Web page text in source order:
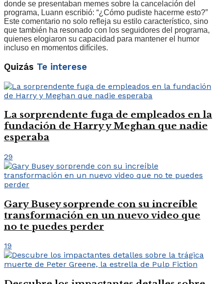
donde se presentaban memes sobre la cancelación del
programa, Luann escribió: “¿Cómo pudiste hacerme esto?”
Este comentario no solo refleja su estilo característico, sino
que también ha resonado con los seguidores del programa,
quienes elogiaron su capacidad para mantener el humor
incluso en momentos difíciles.
Quizás Te interese
La sorprendente fuga de empleados en la
fundación de Harry y Meghan que nadie
esperaba
29
Gary Busey sorprende con su increíble
transformación en un nuevo video que
no te puedes perder
19